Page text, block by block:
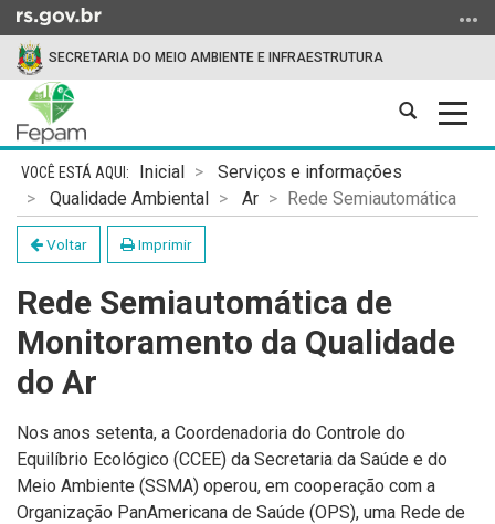
para
conteúdo
para
menu
para
busca
SECRETARIA DO MEIO AMBIENTE E INFRAESTRUTURA
Abrir
busca
Início
conteúdo
Inicial
Serviços e informações
Qualidade Ambiental
Ar Rede Semiautomática
Voltar Imprimir
Rede Semiautomática de
Monitoramento da Qualidade
do Ar
Nos anos setenta, a Coordenadoria do Controle do
Equilíbrio Ecológico (CCEE) da Secretaria da Saúde e do
Meio Ambiente (SSMA) operou, em cooperação com a
Organização PanAmericana de Saúde (OPS), uma Rede de